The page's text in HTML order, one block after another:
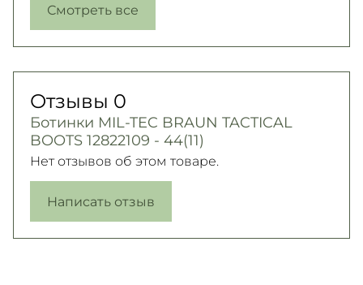
Смотреть все
Отзывы 0
Ботинки MIL-TEC BRAUN TACTICAL
BOOTS 12822109 - 44(11)
Нет отзывов об этом товаре.
Написать отзыв